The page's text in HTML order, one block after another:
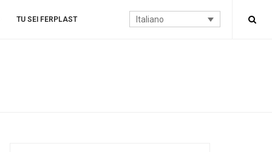
Italiano
TU SEI FERPLAST